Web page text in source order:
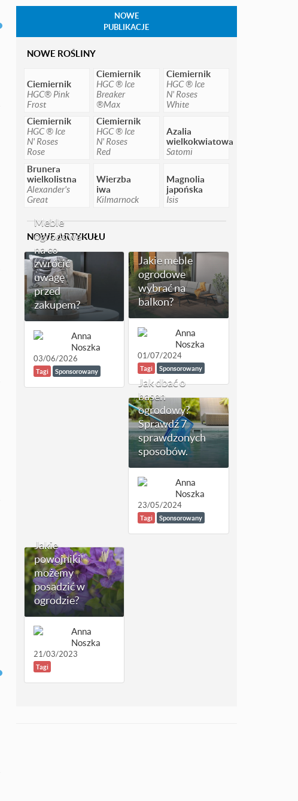
NOWE
PUBLIKACJE
NOWE ROŚLINY
Ciemiernik
HGC® Pink
Frost
Ciemiernik
HGC ® Ice
Breaker
®Max
Ciemiernik
HGC ® Ice
N' Roses
White
Ciemiernik
HGC ® Ice
N' Roses
Rose
Ciemiernik
HGC ® Ice
N' Roses
Red
Azalia
wielkokwiatowa
Satomi
Brunera
wielkolistna
Alexander's
Great
Wierzba
iwa
Kilmarnock
Magnolia
japońska
Isis
NOWE ARTYKUŁU
Meble
ogrodowe -
na co
zwrócić
uwagę
przed
zakupem?
Anna
Noszka
03/06/2026
Tagi Sponsorowany
Jakie meble
ogrodowe
wybrać na
balkon?
Anna
Noszka
01/07/2024
Tagi Sponsorowany
Jak dbać o
basen
ogrodowy?
Sprawdź 7
sprawdzonych
sposobów.
Anna
Noszka
23/05/2024
Tagi Sponsorowany
Jakie
powojniki
możemy
posadzić w
ogrodzie?
Anna
Noszka
21/03/2023
Tagi